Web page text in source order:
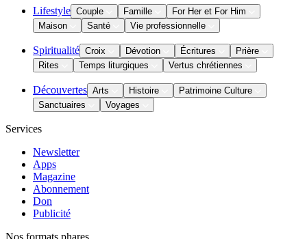
Lifestyle Couple Famille
For Her et For Him
Maison
Santé Vie professionnelle
Spiritualité Croix Dévotion Écritures
Prière
Rites
Temps liturgiques Vertus chrétiennes
Découvertes Arts Histoire
Patrimoine Culture
Sanctuaires
Voyages
Services
Newsletter
Apps
Magazine
Abonnement
Don
Publicité
Nos formats phares